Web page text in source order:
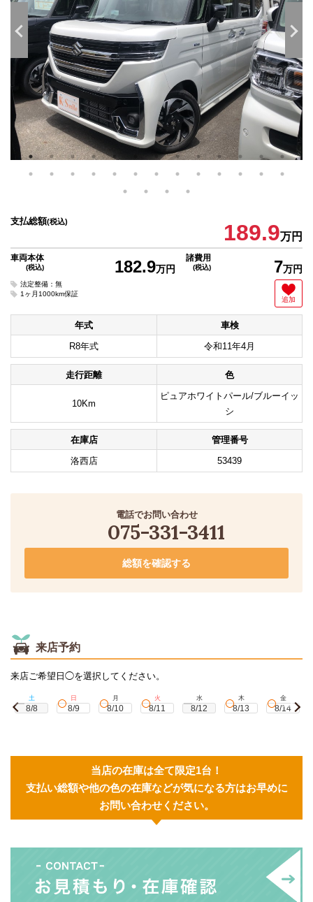
支払総額(税込) 189.9万円
車両本体
(税込) 182.9万円
諸費用
(税込) 7万円
法定整備：無
1ヶ月1000km保証
追加
年式
車検
R8年式
令和11年4月
走行距離 色
10Km
ピュアホワイトパール/ブルーイッ
シ
在庫店
管理番号
洛西店
53439
電話でお問い合わせ
075-331-3411
総額を確認する
来店予約
来店ご希望日◯を選択してください。
土
8/8
日
8/9
月
8/10
火
8/11
水
8/12
木
8/13
金
8/14
当店の在庫は全て限定1台！
支払い総額や他の色の在庫などが気になる方はお早めに
お問い合わせください。